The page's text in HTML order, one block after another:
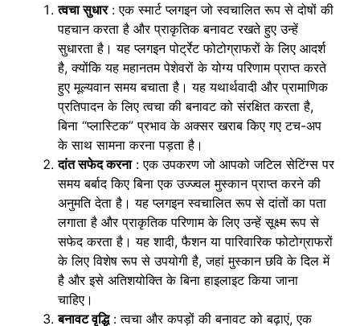
त्वचा सुधार: एक स्मार्ट प्लगइन जो स्वचालित रूप से दोषों की
पहचान करता है और प्राकृतिक बनावट रखते हुए उन्हें
सुधारता है। यह प्लगइन पोर्ट्रेट फोटोग्राफरों के लिए आदर्श
है, क्योंकि यह महानतम पेशेवरों के योग्य परिणाम प्राप्त करते
हुए मूल्यवान समय बचाता है। यह यथार्थवादी और प्रामाणिक
प्रतिपादन के लिए त्वचा की बनावट को संरक्षित करता है,
बिना “प्लास्टिक” प्रभाव के अक्सर खराब किए गए टच-अप
के साथ सामना करना पड़ता है।
दांत सफेद करना: एक उपकरण जो आपको जटिल सेटिंग्स पर
समय बर्बाद किए बिना एक उज्ज्वल मुस्कान प्राप्त करने की
अनुमति देता है। यह प्लगइन स्वचालित रूप से दांतों का पता
लगाता है और प्राकृतिक परिणाम के लिए उन्हें सूक्ष्म रूप से
सफेद करता है। यह शादी, फैशन या पारिवारिक फोटोग्राफरों
के लिए विशेष रूप से उपयोगी है, जहां मुस्कान छवि के दिल में
है और इसे अतिशयोक्ति के बिना हाइलाइट किया जाना
चाहिए।
बनावट वृद्धि: त्वचा और कपड़ों की बनावट को बढ़ाएं, एक